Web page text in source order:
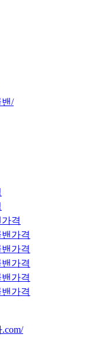
밴/
격
가격
가격
가격
가격
가격